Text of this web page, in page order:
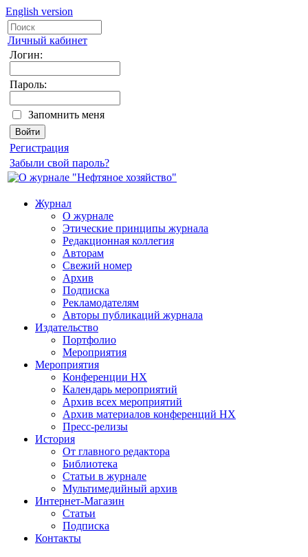
English version
Личный кабинет
Логин:
Пароль:
Запомнить меня
Регистрация
Забыли свой пароль?
Журнал
О журнале
Этические принципы журнала
Редакционная коллегия
Авторам
Свежий номер
Архив
Подписка
Рекламодателям
Авторы публикаций журнала
Издательство
Портфолио
Мероприятия
Мероприятия
Конференции НХ
Календарь мероприятий
Архив всех мероприятий
Архив материалов конференций НХ
Пресс-релизы
История
От главного редактора
Библиотека
Статьи в журнале
Мультимедийный архив
Интернет-Магазин
Статьи
Подписка
Контакты